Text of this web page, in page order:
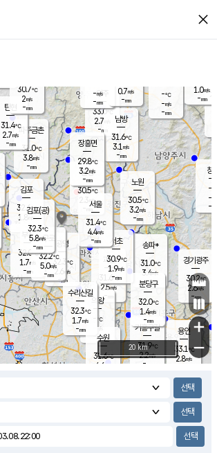
close
양주
33.0℃
2.7
-mm
과천
31.6℃
2.5m/s
- mm
용인
33.1℃
2.8m/s
경기광주
30.2℃
2.6m/s
-mm
3.9m/s
파주금촌
31.0℃
3.8m/s
-mm
-℃
-m/s
-mm
창
-
-m/
-
탄현
31.4℃
2.7m/s
-mm
1.0m/s
-mm
의왕
- ℃
m/s
mm
김포
32.6℃
1.8 m/s
mm
광명
32.3 ℃
2.6 m/s
-mm
부천
32.0℃
1.7m/s
-mm
구로
32.2℃
5.0m/s
-mm
은평
30.5℃
2.3 m/s
- mm
노원
30.5℃
3.2m/s
-mm
송파*
31.0℃
3.4m/s
-mm
서초
30.9℃
1.9m/s
-mm
남방
31.6℃
3.1 m/s
-mm
기흥구갈
31.9℃
2.2m/s
-
수리산길
32.3℃
1.7m/s
-mm
분당구
32.0℃
1.4m/s
-mm
장흥면
29.8℃
3.2m/s
-mm
-m/s
-mm
김포(공)
32.3℃
5.8m/s
-mm
수원
31.6℃
4.6 m/s
서울
31.4℃
4.4m/s
-mm
30.7℃
2m/s
-mm
0.7m/s
-mm
+
−
20 km